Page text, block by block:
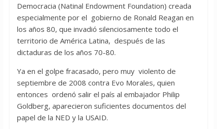
Democracia (Natinal Endowment Foundation) creada
especialmente por el gobierno de Ronald Reagan en
los años 80, que invadió silenciosamente todo el
territorio de América Latina, después de las
dictaduras de los años 70-80.
Ya en el golpe fracasado, pero muy violento de
septiembre de 2008 contra Evo Morales, quien
entonces ordenó salir el país al embajador Philip
Goldberg, aparecieron suficientes documentos del
papel de la NED y la USAID.